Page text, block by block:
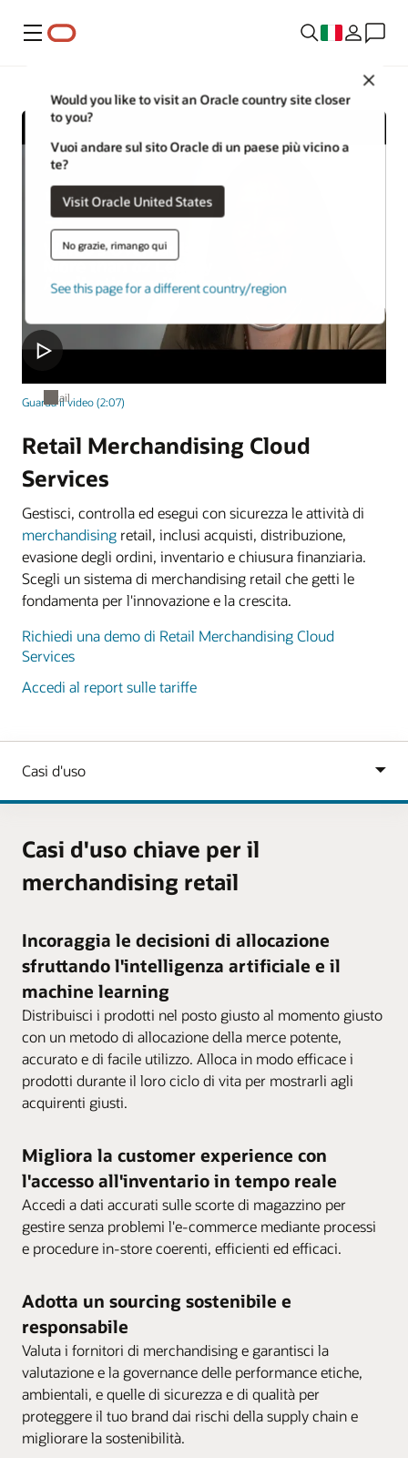
Menu
Close
Would you like to visit an Oracle country site closer
to you?
Vuoi andare sul sito Oracle di un paese più vicino a
te?
Visit Oracle United States
No grazie, rimango qui
See this page for a different country/region
Retail
Retail Merchandising Cloud
Services
Guarda il video (2:07)
Gestisci, controlla ed esegui con sicurezza le attività di
merchandising retail, inclusi acquisti, distribuzione,
evasione degli ordini, inventario e chiusura finanziaria.
Scegli un sistema di merchandising retail che getti le
fondamenta per l'innovazione e la crescita.
Richiedi una demo di Retail Merchandising Cloud
Services
Accedi al report sulle tariffe
Casi d'uso chiave per il
merchandising retail
Incoraggia le decisioni di allocazione
sfruttando l'intelligenza artificiale e il
machine learning
Distribuisci i prodotti nel posto giusto al momento giusto
con un metodo di allocazione della merce potente,
accurato e di facile utilizzo. Alloca in modo efficace i
prodotti durante il loro ciclo di vita per mostrarli agli
acquirenti giusti.
Migliora la customer experience con
l'accesso all'inventario in tempo reale
Accedi a dati accurati sulle scorte di magazzino per
gestire senza problemi l'e-commerce mediante processi
e procedure in-store coerenti, efficienti ed efficaci.
Adotta un sourcing sostenibile e
responsabile
Valuta i fornitori di merchandising e garantisci la
valutazione e la governance delle performance etiche,
ambientali, e quelle di sicurezza e di qualità per
proteggere il tuo brand dai rischi della supply chain e
migliorare la sostenibilità.